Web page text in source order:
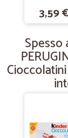
Tutto ok
Spedizione rapida
3,59 €
Spesso